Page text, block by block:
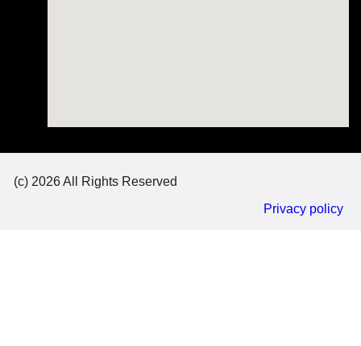
(c) 2026 All Rights Reserved
Privacy policy